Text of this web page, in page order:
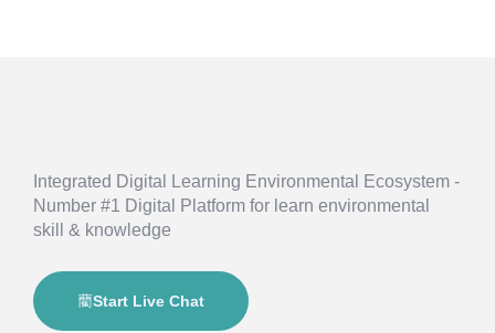
Integrated Digital Learning Environmental Ecosystem -
Number #1 Digital Platform for learn environmental
skill & knowledge
Start Live Chat